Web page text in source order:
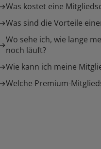
Was kostet eine
Was sind die Vorteile
Wo sehe ich, wie lange
noch läuft?
Wie kann ich meine
Welche Premium-